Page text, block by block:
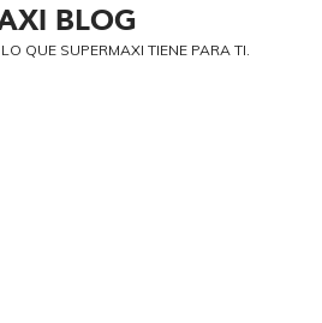
BLOG
QUE SUPERMAXI TIENE PARA TI.